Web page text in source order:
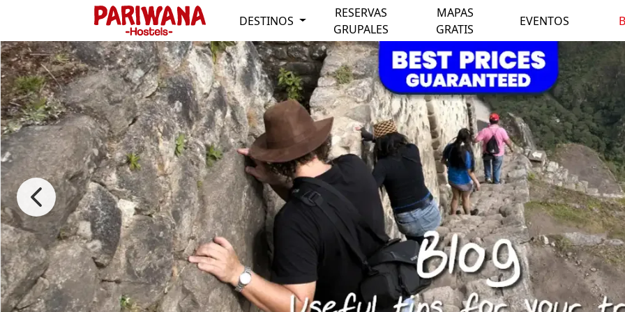
DESTINOS
RESERVAS
GRUPALES
MAPAS
GRATIS
EVENTOS